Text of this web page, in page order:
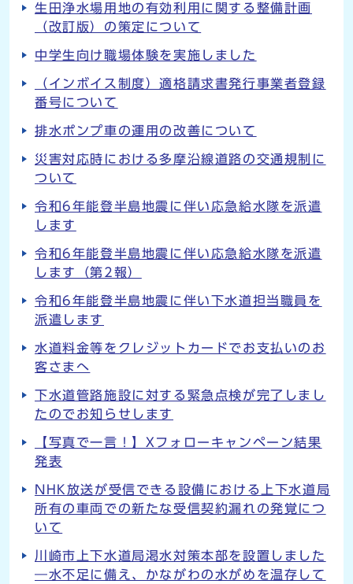
生田浄水場用地の有効利用に関する整備計画
（改訂版）の策定について
中学生向け職場体験を実施しました
（インボイス制度）適格請求書発行事業者登録
番号について
排水ポンプ車の運用の改善について
災害対応時における多摩沿線道路の交通規制に
ついて
令和6年能登半島地震に伴い応急給水隊を派遣
します
令和6年能登半島地震に伴い応急給水隊を派遣
します（第2報）
令和6年能登半島地震に伴い下水道担当職員を
派遣します
水道料金等をクレジットカードでお支払いのお
客さまへ
下水道管路施設に対する緊急点検が完了しまし
たのでお知らせします
【写真で一言！】Xフォローキャンペーン結果
発表
NHK放送が受信できる設備における上下水道局
所有の車両での新たな受信契約漏れの発覚につ
いて
川崎市上下水道局渇水対策本部を設置しました
―水不足に備え、かながわの水がめを温存して